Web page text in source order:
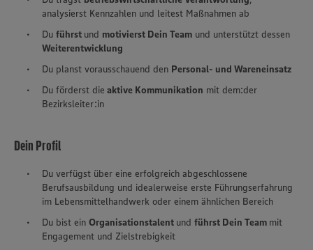
analysierst Kennzahlen und leitest Maßnahmen ab
Du führst und motivierst Dein Team und unterstützt dessen
Weiterentwicklung
Du planst vorausschauend den Personal- und Wareneinsatz
Du förderst die aktive Kommunikation mit dem:der
Bezirksleiter:in
Dein Profil
Du verfügst über eine erfolgreich abgeschlossene
Berufsausbildung und idealerweise erste Führungserfahrung
im Lebensmittelhandwerk oder einem ähnlichen Bereich
Du bist ein Organisationstalent und führst Dein Team mit
Engagement und Zielstrebigkeit